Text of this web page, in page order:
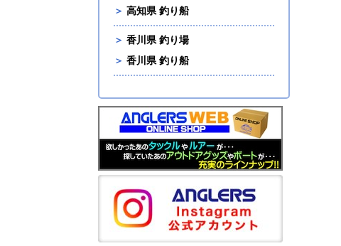
＞ 高知県 釣り船
＞ 香川県 釣り場
＞ 香川県 釣り船